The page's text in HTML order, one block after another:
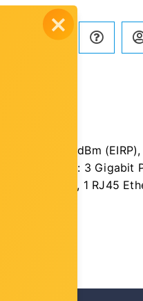
Usporedi
2.4 GHz 20dBm
mm Interfaces: 3 Gigabit
H80X Units, 1 RJ45